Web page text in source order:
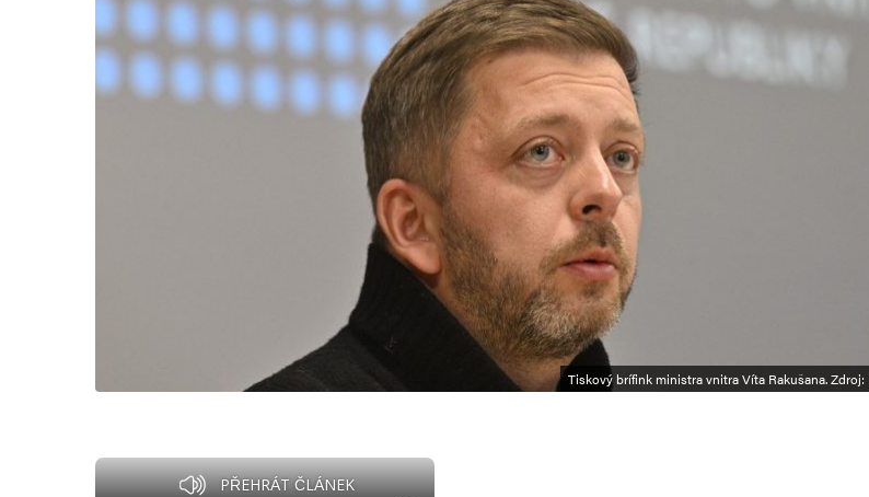
Tiskový brífink ministra vnitra Víta Rakušana. Zdroj:
PŘEHRÁT ČLÁNEK